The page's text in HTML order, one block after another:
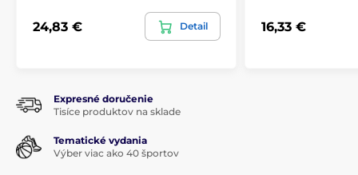
24,83 € Detail 16,33 €
Expresné doručenie
Tisíce produktov na sklade
Tematické vydania
Výber viac ako 40 športov